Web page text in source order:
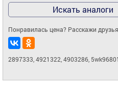
Искать аналоги
Понравилась цена? Расскажи
2897333, 4921322, 4903286, 5wk96801